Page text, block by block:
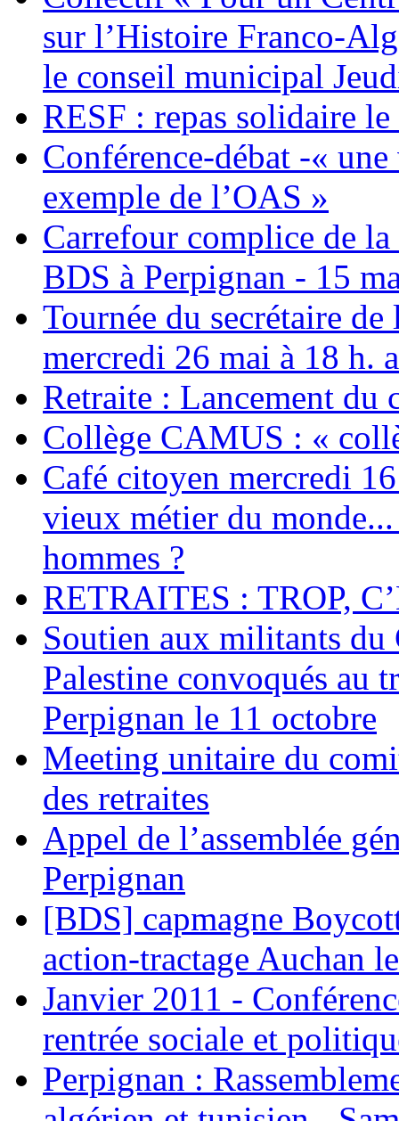
sur l’Histoire Franco-
le conseil municipal
RESF : repas solidaire
Conférence-débat -«
exemple de l’OAS »
Carrefour complice de
BDS à Perpignan - 15
Tournée du secrétaire
mercredi 26 mai à 18 h.
Retraite : Lancement du
Collège CAMUS : «
Café citoyen mercredi
vieux métier du
hommes ?
RETRAITES : TROP,
Soutien aux militants
Palestine convoqués au
Perpignan le 11 octobre
Meeting unitaire du
des retraites
Appel de l’assemblée
Perpignan
[BDS] capmagne
action-tractage Auchan
Janvier 2011 -
rentrée sociale et
Perpignan :